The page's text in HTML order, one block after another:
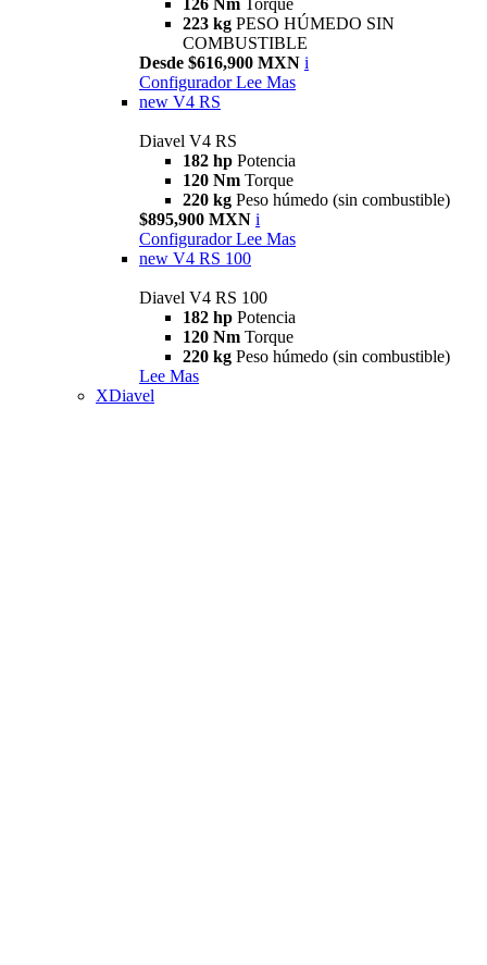
126 Nm Torque
223 kg PESO HÚMEDO SIN
COMBUSTIBLE
Desde $616,900 MXN i
Configurador Lee Mas
new V4 RS
Diavel V4 RS
182 hp Potencia
120 Nm Torque
220 kg Peso húmedo (sin combustible)
$895,900 MXN i
Configurador Lee Mas
new V4 RS 100
Diavel V4 RS 100
182 hp Potencia
120 Nm Torque
220 kg Peso húmedo (sin combustible)
Lee Mas
XDiavel